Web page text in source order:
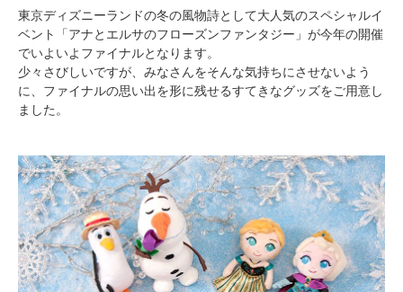
東京ディズニーランドの冬の風物詩として大人気のスペシャルイ
ベント「アナとエルサのフローズンファンタジー」が今年の開催
でいよいよファイナルとなります。
少々さびしいですが、みなさんをそんな気持ちにさせないよう
に、ファイナルの思い出を形に残せるすてきなグッズをご用意し
ました。